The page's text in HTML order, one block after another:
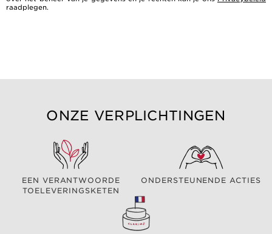
raadplegen.
ONZE VERPLICHTINGEN
EEN VERANTWOORDE
TOELEVERINGSKETEN
ONDERSTEUNENDE ACTIES